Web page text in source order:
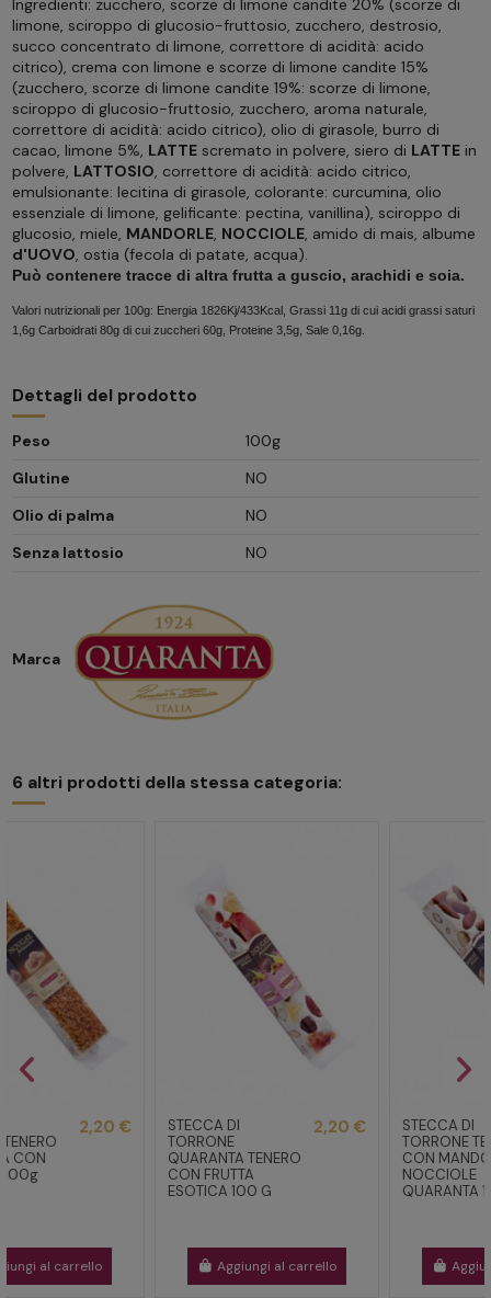
Ingredienti: zucchero, scorze di limone candite 20% (scorze di
limone, sciroppo di glucosio-fruttosio, zucchero, destrosio,
succo concentrato di limone, correttore di acidità: acido
citrico), crema con limone e scorze di limone candite 15%
(zucchero, scorze di limone candite 19%: scorze di limone,
sciroppo di glucosio-fruttosio, zucchero, aroma naturale,
correttore di acidità: acido citrico), olio di girasole, burro di
cacao, limone 5%, LATTEscremato in polvere, siero di LATTEin
polvere, LATTOSIO, correttore di acidità: acido citrico,
emulsionante: lecitina di girasole, colorante: curcumina, olio
essenziale di limone, gelificante: pectina, vanillina), sciroppo di
glucosio, miele, MANDORLE, NOCCIOLE, amido di mais, albume
d'UOVO, ostia (fecola di patate, acqua).
Può contenere tracce di altra frutta a guscio, arachidi e soia.
Valori nutrizionali per 100g: Energia 1826Kj/433Kcal, Grassi 11g di cui acidi grassi saturi
1,6g Carboidrati 80g di cui zuccheri 60g, Proteine 3,5g, Sale 0,16g.
Dettagli del prodotto
Peso
100g
Glutine
NO
Olio di palma
NO
Senza lattosio
NO
Marca
6 altri prodotti della stessa categoria:
STECCA DI
TORRONE
QUARANTA TENERO
CON FRUTTA
2,20 €
Aggiungi al carrello
STECCA DI
CON MANDORLE E
QUARANTA 100G
2,20 €
Aggiungi al carrello